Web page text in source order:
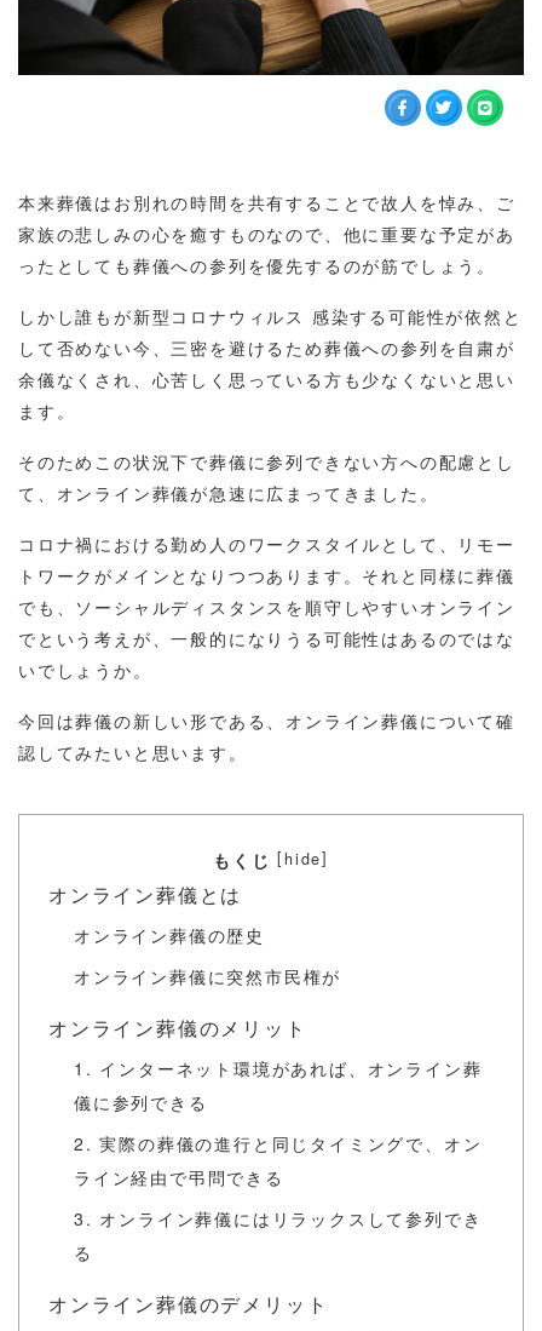
本来葬儀はお別れの時間を共有することで故人を悼み、ご
家族の悲しみの心を癒すものなので、他に重要な予定があ
ったとしても葬儀への参列を優先するのが筋でしょう。
しかし誰もが新型コロナウィルス 感染する可能性が依然と
して否めない今、三密を避けるため葬儀への参列を自粛が
余儀なくされ、心苦しく思っている方も少なくないと思い
ます。
そのためこの状況下で葬儀に参列できない方への配慮とし
て、オンライン葬儀が急速に広まってきました。
コロナ禍における勤め人のワークスタイルとして、リモー
トワークがメインとなりつつあります。それと同様に葬儀
でも、ソーシャルディスタンスを順守しやすいオンライン
でという考えが、一般的になりうる可能性はあるのではな
いでしょうか。
今回は葬儀の新しい形である、オンライン葬儀について確
認してみたいと思います。
もくじ [hide]
オンライン葬儀とは
オンライン葬儀の歴史
オンライン葬儀に突然市民権が
オンライン葬儀のメリット
1. インターネット環境があれば、オンライン葬
儀に参列できる
2. 実際の葬儀の進行と同じタイミングで、オン
ライン経由で弔問できる
3. オンライン葬儀にはリラックスして参列でき
る
オンライン葬儀のデメリット